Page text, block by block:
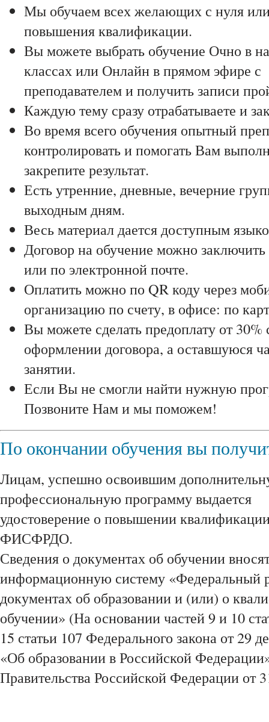
Мы обучаем всех желающих с нуля
повышения квалификации.
Вы можете выбрать обучение Очно в
классах или Онлайн в прямом эфире с
преподавателем и получить записи
Каждую тему сразу отрабатываете и
Во время всего обучения опытный
контролировать и помогать Вам
закрепите результат.
Есть утренние, дневные, вечерние
выходным дням.
Весь материал дается доступным
Договор на обучение можно
или по электронной почте.
Оплатить можно по QR коду через
организацию по счету, в офисе: по
Вы можете сделать предоплату от
оформлении договора, а оставшуюся
занятии.
Если Вы не смогли найти нужную
Позвоните Нам и мы поможем!
По окончании обучения вы
Лицам, успешно освоившим
профессиональную программу выдается
удостоверение о повышении
ФИСФРДО.
Сведения о документах об обучении
информационную систему «Федеральный
документах об образовании и (или) о
обучении» (На основании частей 9 и 10
15 статьи 107 Федерального закона от 29
«Об образовании в Российской
Правительства Российской Федерации от